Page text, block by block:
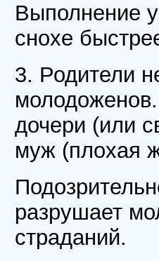
Выполнение
снохе
3. Родители
дочери (или
муж (плохая
разрушает
страданий.